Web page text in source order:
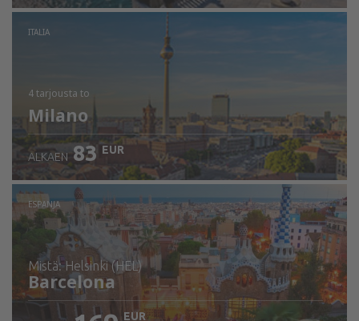
ITALIA
4 tarjousta to
Milano
ALKAEN 83 EUR
ESPANJA
mistä: Helsinki (HEL)
Barcelona
EUR